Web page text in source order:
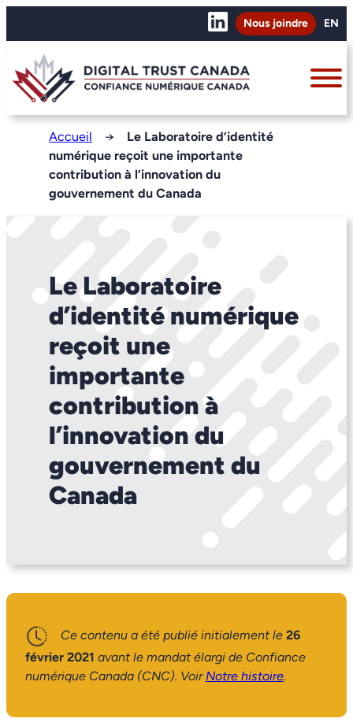
Nous joindre EN
Accueil → Le Laboratoire d’identité
numérique reçoit une importante
contribution à l’innovation du
gouvernement du Canada
Le Laboratoire
d’identité numérique
reçoit une
importante
contribution à
l’innovation du
gouvernement du
Canada
Ce contenu a été publié initialement le 26
février 2021 avant le mandat élargi de Confiance
numérique Canada (CNC). VoirNotre histoire.